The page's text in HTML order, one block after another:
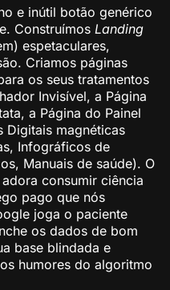
e inútil botão genérico
Construímos Landing
espetaculares,
Criamos páginas
os seus tratamentos
Invisível, a Página
a Página do Painel
Digitais magnéticas
Infográficos de
Manuais de saúde). O
consumir ciência
pago que nós
joga o paciente
os dados de bom
base blindada e
humores do algoritmo